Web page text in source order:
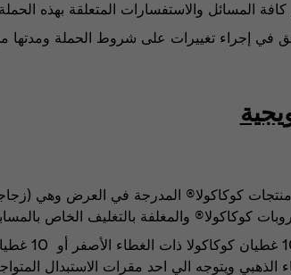
المسائل والاستفسارات المتعلقة بهذه
في إجراء تغييرات على شروط الحملة ومدتها
يقوم المستهلك
الذهبي ويتوجه الي احد مقرات الاستبدال